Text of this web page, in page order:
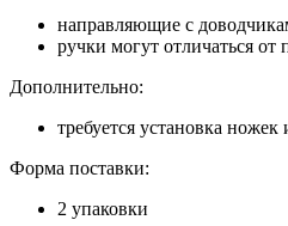
направляющие с
ручки могут отличаться
Дополнительно:
требуется установка ножек
Форма поставки:
2 упаковки